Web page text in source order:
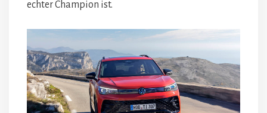
echter Champion ist.